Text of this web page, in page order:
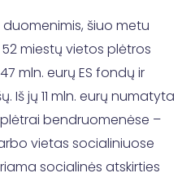
šiuo metu
miestų vietos plėtros
mln. eurų ES fondų ir
Iš jų 11 mln. eurų numatyta
bendruomenėse –
vietas socialiniuose
socialinės atskirties